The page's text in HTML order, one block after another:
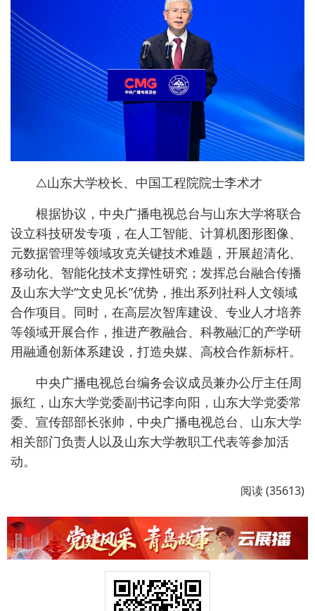
△山东大学校长、中国工程院院士李术才
根据协议，中央广播电视总台与山东大学将联合
设立科技研发专项，在人工智能、计算机图形图像、
元数据管理等领域攻克关键技术难题，开展超清化、
移动化、智能化技术支撑性研究；发挥总台融合传播
及山东大学“文史见长”优势，推出系列社科人文领域
合作项目。同时，在高层次智库建设、专业人才培养
等领域开展合作，推进产教融合、科教融汇的产学研
用融通创新体系建设，打造央媒、高校合作新标杆。
中央广播电视总台编务会议成员兼办公厅主任周
振红，山东大学党委副书记李向阳，山东大学党委常
委、宣传部部长张帅，中央广播电视总台、山东大学
相关部门负责人以及山东大学教职工代表等参加活
动。
阅读 (35613)